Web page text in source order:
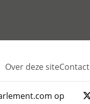
Footer
Over deze siteContact
op